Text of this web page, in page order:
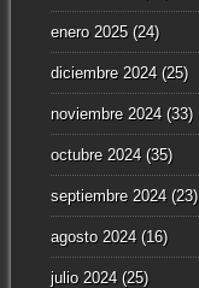
enero 2025(24)
diciembre 2024(25)
noviembre 2024(33)
octubre 2024(35)
septiembre 2024(23)
agosto 2024(16)
julio 2024(25)